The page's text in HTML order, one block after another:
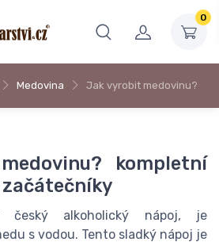
0
Medovina Jak vyrobit medovinu?
kompletní
český alkoholický nápoj, je
s vodou. Tento sladký nápoj je